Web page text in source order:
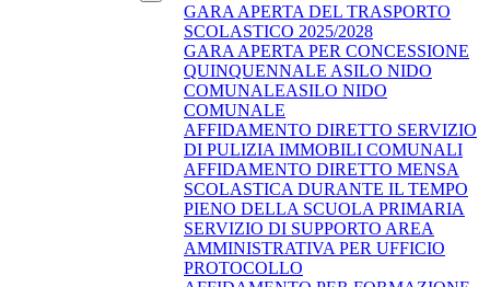
GARA APERTA DEL TRASPORTO
SCOLASTICO 2025/2028
GARA APERTA PER CONCESSIONE
QUINQUENNALE ASILO NIDO
COMUNALEASILO NIDO
COMUNALE
AFFIDAMENTO DIRETTO SERVIZIO
DI PULIZIA IMMOBILI COMUNALI
AFFIDAMENTO DIRETTO MENSA
SCOLASTICA DURANTE IL TEMPO
PIENO DELLA SCUOLA PRIMARIA
SERVIZIO DI SUPPORTO AREA
AMMINISTRATIVA PER UFFICIO
PROTOCOLLO